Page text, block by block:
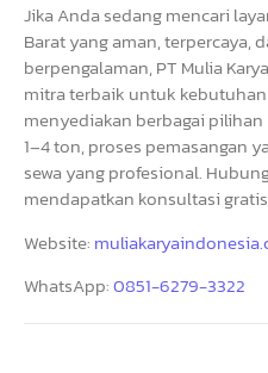
Jika Anda sedang mencari
Barat yang aman, terpercaya,
berpengalaman, PT Mulia
mitra terbaik untuk
menyediakan berbagai
1–4 ton, proses pemasangan
sewa yang profesional.
mendapatkan konsultasi
Website:
WhatsApp:0851-6279-3322